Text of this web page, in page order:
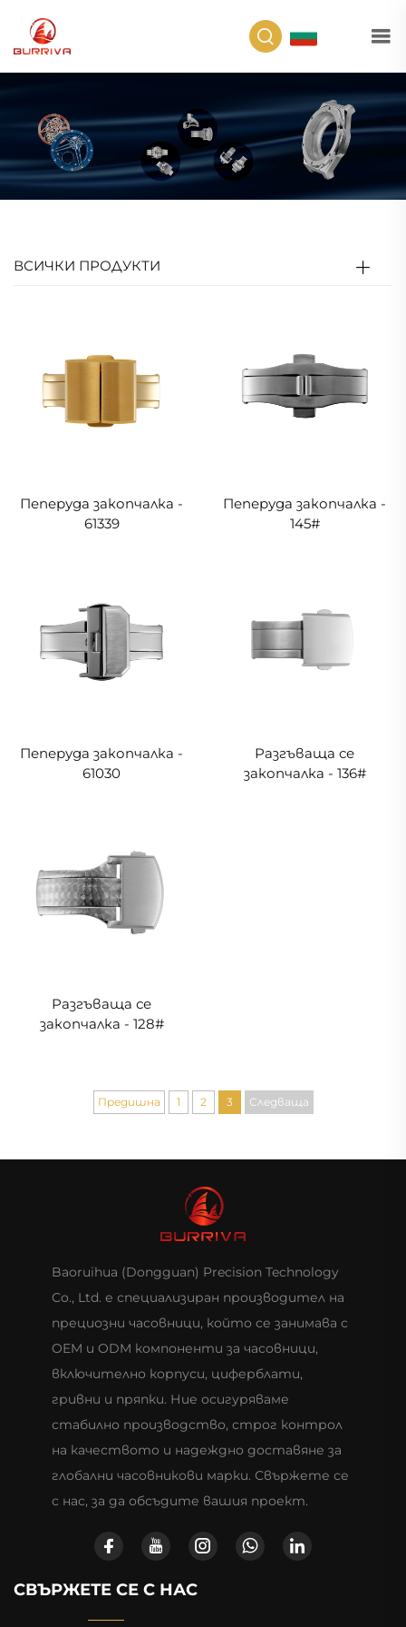
ВСИЧКИ ПРОДУКТИ
Пеперуда закопчалка -
61339
Пеперуда закопчалка -
145#
Пеперуда закопчалка -
61030
Разгъваща се
закопчалка - 136#
Разгъваща се
закопчалка - 128#
Предишна 1 2 3 Следваща
Baoruihua (Dongguan) Precision Technology
Co., Ltd. е специализиран производител на
прециозни часовници, който се занимава с
OEM и ODM компоненти за часовници,
включително корпуси, циферблати,
гривни и пряпки. Ние осигуряваме
стабилно производство, строг контрол
на качеството и надеждно доставяне за
глобални часовникови марки. Свържете се
с нас, за да обсъдите вашия проект.
СВЪРЖЕТЕ СЕ С НАС